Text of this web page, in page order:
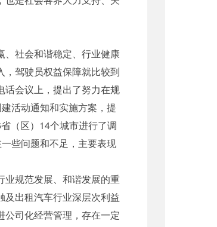
社会和谐稳定、行业健康
驾驶员权益保障就比较到
话会议上，提出了努力在规
活动通知和实施方案，提
（区）14个城市进行了调
些问题和不足，主要表现
业规范发展、和谐发展的重
出租汽车行业深层次利益
司化经营管理，存在一定